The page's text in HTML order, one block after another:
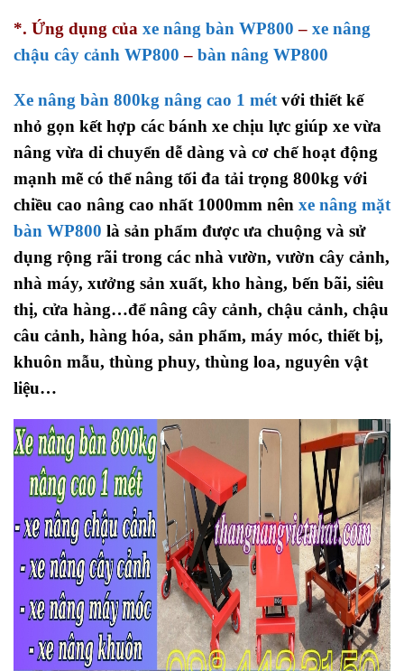
*. Ứng dụng của xe nâng bàn WP800 – xe nâng
chậu cây cảnh WP800 – bàn nâng WP800
Xe nâng bàn 800kg nâng cao 1 mét với thiết kế
nhỏ gọn kết hợp các bánh xe chịu lực giúp xe vừa
nâng vừa di chuyển dễ dàng và cơ chế hoạt động
mạnh mẽ có thể nâng tối đa tải trọng 800kg với
chiều cao nâng cao nhất 1000mm nên xe nâng mặt
bàn WP800 là sản phẩm được ưa chuộng và sử
dụng rộng rãi trong các nhà vườn, vườn cây cảnh,
nhà máy, xưởng sản xuất, kho hàng, bến bãi, siêu
thị, cửa hàng…để nâng cây cảnh, chậu cảnh, chậu
câu cảnh, hàng hóa, sản phẩm, máy móc, thiết bị,
khuôn mẫu, thùng phuy, thùng loa, nguyên vật
liệu…